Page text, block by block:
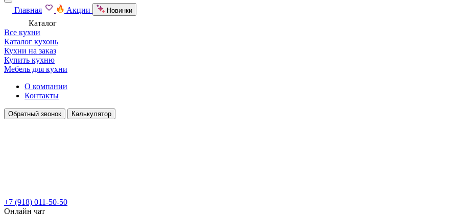
Главная Акции Новинки
Каталог
Все кухни
Каталог кухонь
Кухни на заказ
Купить кухню
Мебель для кухни
О компании
Контакты
Обратный звонок Калькулятор
+7 (918) 011-50-50
Онлайн чат